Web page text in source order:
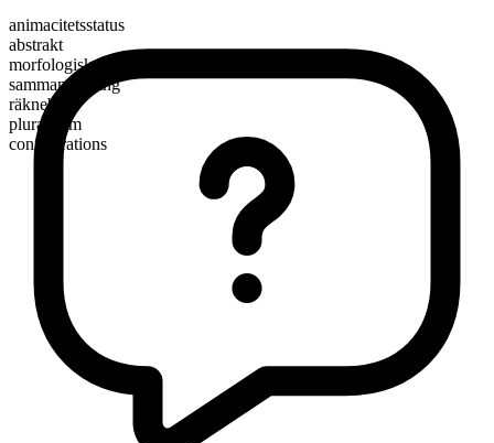
animacitetsstatus
abstrakt
morfologisk sammansättning
sammansättning
räknebart
pluralform
conflagrations